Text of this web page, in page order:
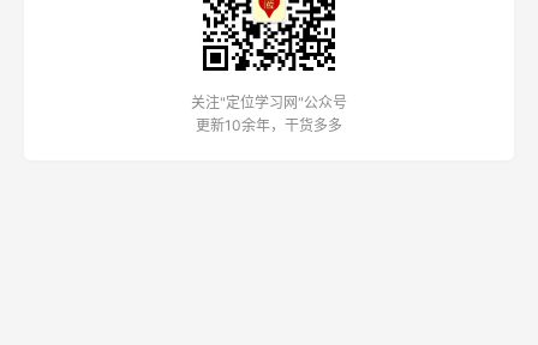
关注"定位学习网"公众号
更新10余年，干货多多